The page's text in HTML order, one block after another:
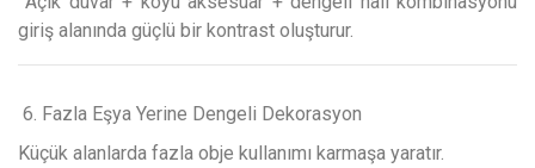
giriş alanında güçlü bir kontrast oluşturur.
6. Fazla Eşya Yerine Dengeli Dekorasyon
Küçük alanlarda fazla obje kullanımı karmaşa yaratır.